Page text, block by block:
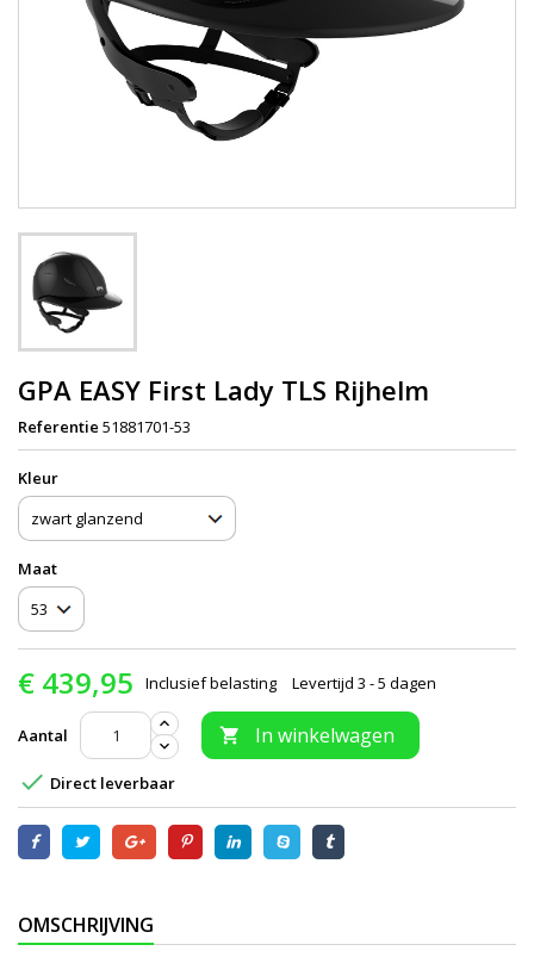
GPA EASY First Lady TLS Rijhelm
Referentie 51881701-53
Kleur
Maat
€ 439,95 Inclusief belasting Levertijd 3 - 5 dagen
Aantal  In winkelwagen
 Direct leverbaar
OMSCHRIJVING